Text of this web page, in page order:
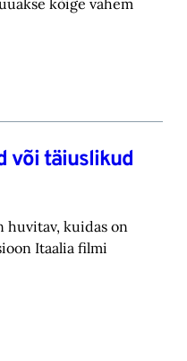
kõige vähem
või täiuslikud
huvitav, kuidas on
Itaalia filmi